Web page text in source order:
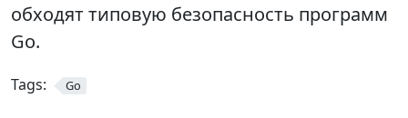
обходят типовую безопасность программ
Go.
Tags: Go